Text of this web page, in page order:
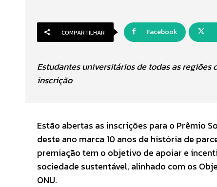
COMPARTILHAR Facebook
Estudantes universitários de todas as regiões
inscrição
Estão abertas as inscrições para o Prêmio
deste ano marca 10 anos de história de
premiação tem o objetivo de apoiar e
sociedade sustentável, alinhado com os
ONU.